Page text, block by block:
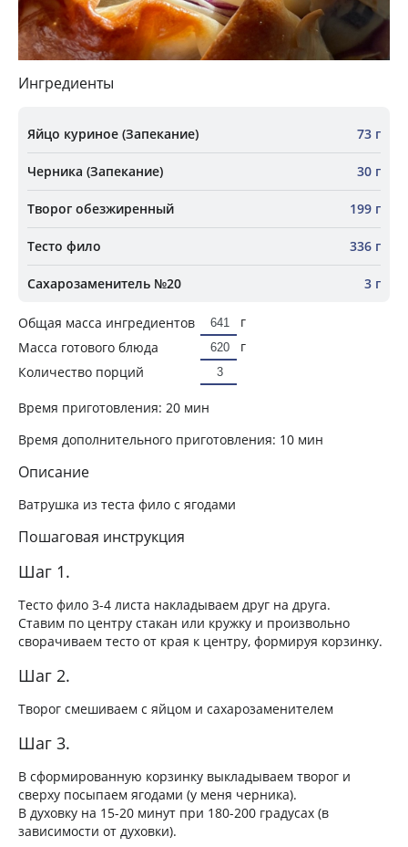
Ингредиенты
Яйцо куриное (Запекание) 73 г
Черника (Запекание) 30 г
Творог обезжиренный 199 г
Тесто фило 336 г
Сахарозаменитель №20 3 г
Общая масса ингредиентов
г
Масса готового блюда
г
Количество порций
Время приготовления: 20 мин
Время дополнительного приготовления: 10 мин
Описание
Ватрушка из теста фило с ягодами
Пошаговая инструкция
Шаг 1.
Тесто фило 3-4 листа накладываем друг на друга.
Ставим по центру стакан или кружку и произвольно
сворачиваем тесто от края к центру, формируя корзинку.
Шаг 2.
Творог смешиваем с яйцом и сахарозаменителем
Шаг 3.
В сформированную корзинку выкладываем творог и
сверху посыпаем ягодами (у меня черника).
В духовку на 15-20 минут при 180-200 градусах (в
зависимости от духовки).